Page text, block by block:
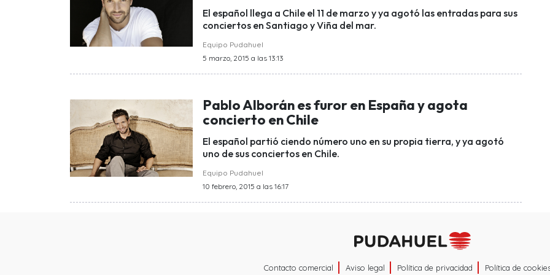
El español llega a Chile el 11 de marzo y ya agotó las entradas para sus
conciertos en Santiago y Viña del mar.
Equipo Pudahuel
5 marzo, 2015 a las 13:13
Pablo Alborán es furor en España y agota
concierto en Chile
El español partió ciendo número uno en su propia tierra, y ya agotó
uno de sus conciertos en Chile.
Equipo Pudahuel
10 febrero, 2015 a las 16:17
Contacto comercial Aviso legal Política de privacidad Política de